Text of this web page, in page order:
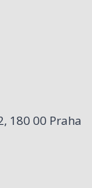
180 00 Praha